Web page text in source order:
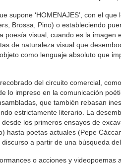
supone ‘HOMENAJES’, con el
Brossa, Pino) o estableciendo
poesía visual, cuando es la
de naturaleza visual que
como lenguaje absoluto que
del circuito comercial,
lo impreso en la comunicación
que también rebasan
estrictamente literario. La
los primeros ensayos de
hasta poetas actuales (Pepe
a partir de una búsqueda
o acciones y